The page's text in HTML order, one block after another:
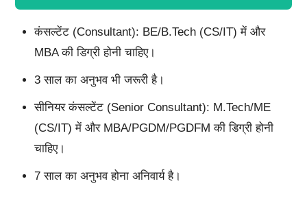
कंसल्टेंट (Consultant): BE/B.Tech (CS/IT) में और
MBA की डिग्री होनी चाहिए।
3 साल का अनुभव भी जरूरी है।
सीनियर कंसल्टेंट (Senior Consultant): M.Tech/ME
(CS/IT) में और MBA/PGDM/PGDFM की डिग्री होनी
चाहिए।
7 साल का अनुभव होना अनिवार्य है।